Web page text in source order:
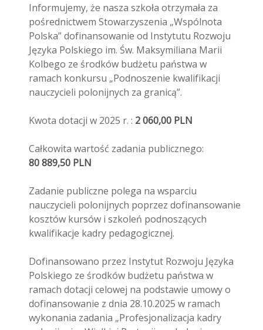
Informujemy, że nasza szkoła otrzymała za
pośrednictwem Stowarzyszenia „Wspólnota
Polska” dofinansowanie od Instytutu Rozwoju
Języka Polskiego im. Św. Maksymiliana Marii
Kolbego ze środków budżetu państwa w
ramach konkursu „Podnoszenie kwalifikacji
nauczycieli polonijnych za granicą”.
Kwota dotacji w 2025 r. : 2 060,00 PLN
Całkowita wartość zadania publicznego:
80 889,50 PLN
Zadanie publiczne polega na wsparciu
nauczycieli polonijnych poprzez dofinansowanie
kosztów kursów i szkoleń podnoszących
kwalifikacje kadry pedagogicznej.
Dofinansowano przez Instytut Rozwoju Języka
Polskiego ze środków budżetu państwa w
ramach dotacji celowej na podstawie umowy o
dofinansowanie z dnia 28.10.2025 w ramach
wykonania zadania „Profesjonalizacja kadry